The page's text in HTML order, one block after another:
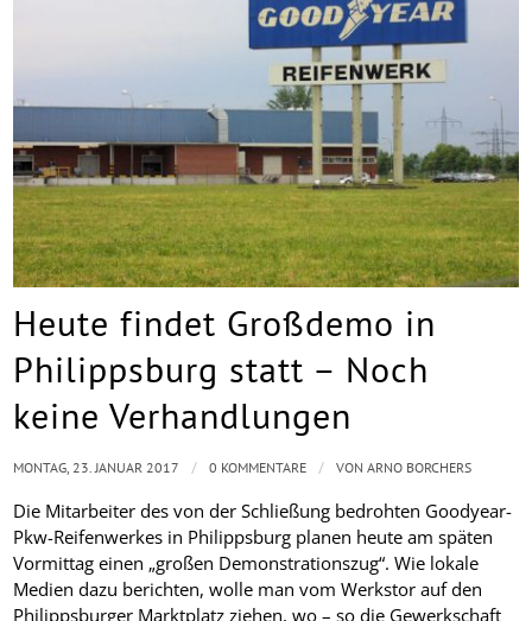
Heute findet Großdemo in
Philippsburg statt – Noch
keine Verhandlungen
Die Mitarbeiter des von der Schließung bedrohten Goodyear-
Pkw-Reifenwerkes in Philippsburg planen heute am späten
Vormittag einen „großen Demonstrationszug“. Wie lokale
Medien dazu berichten, wolle man vom Werkstor auf den
Philippsburger Marktplatz ziehen, wo – so die Gewerkschaft
MONTAG, 23. JANUAR 2017 / 0 KOMMENTARE / VONARNO BORCHERS